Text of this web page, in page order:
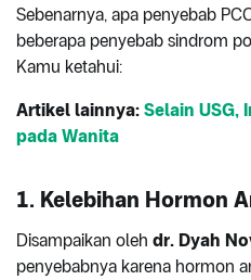
Sebenarnya, apa penyebab
beberapa penyebab sindrom
Kamu ketahui:
Artikel lainnya: Selain USG,
pada Wanita
1. Kelebihan Hormon
Disampaikan oleh dr. Dyah
penyebabnya karena hormon